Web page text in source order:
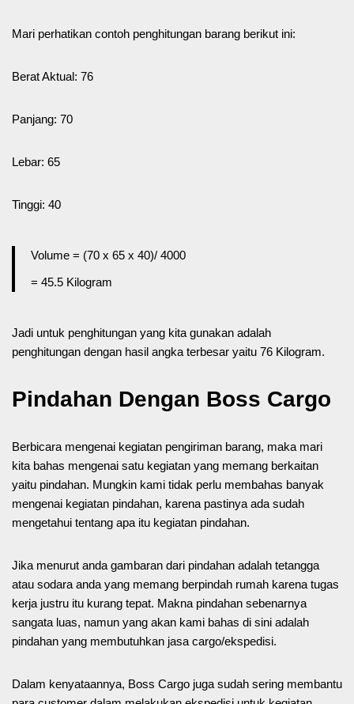
Mari perhatikan contoh penghitungan barang berikut ini:
Berat Aktual: 76
Panjang: 70
Lebar: 65
Tinggi: 40
Volume = (70 x 65 x 40)/ 4000
= 45.5 Kilogram
Jadi untuk penghitungan yang kita gunakan adalah
penghitungan dengan hasil angka terbesar yaitu 76 Kilogram.
Pindahan Dengan Boss Cargo
Berbicara mengenai kegiatan pengiriman barang, maka mari
kita bahas mengenai satu kegiatan yang memang berkaitan
yaitu pindahan. Mungkin kami tidak perlu membahas banyak
mengenai kegiatan pindahan, karena pastinya ada sudah
mengetahui tentang apa itu kegiatan pindahan.
Jika menurut anda gambaran dari pindahan adalah tetangga
atau sodara anda yang memang berpindah rumah karena tugas
kerja justru itu kurang tepat. Makna pindahan sebenarnya
sangata luas, namun yang akan kami bahas di sini adalah
pindahan yang membutuhkan jasa cargo/ekspedisi.
Dalam kenyataannya, Boss Cargo juga sudah sering membantu